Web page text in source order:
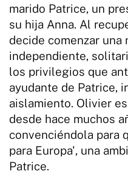
marido Patrice, un
su hija Anna. Al
decide comenzar una
independiente,
los privilegios que
ayudante de Patrice,
aislamiento. Olivier
desde hace muchos
convenciéndola para
para Europa', una
Patrice.